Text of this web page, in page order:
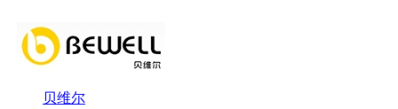
贝维尔